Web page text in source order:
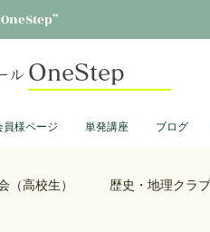
ル OneStep
員様ページ 単発講座 ブログ
（高校生） 歴史・地理クラ